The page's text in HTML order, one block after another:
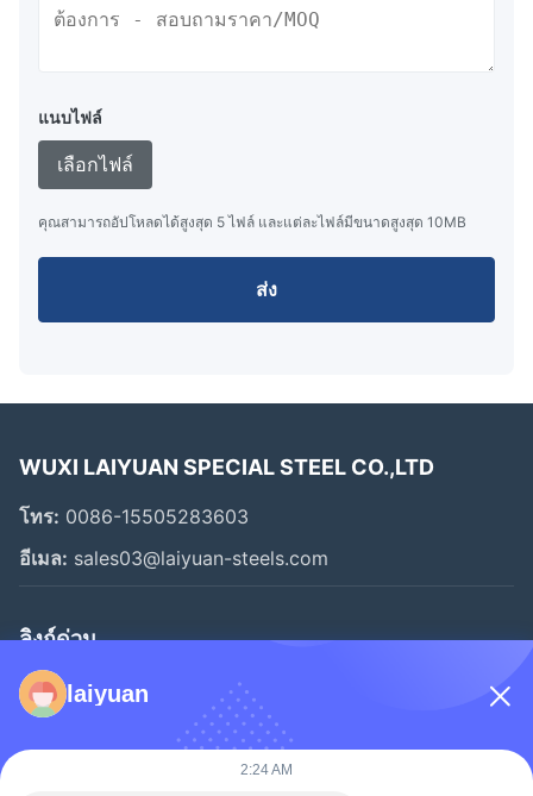
แนบไฟล์
เลือกไฟล์
คุณสามารถอัปโหลดได้สูงสุด 5 ไฟล์ และแต่ละไฟล์มีขนาดสูงสุด 10MB
ส่ง
WUXI LAIYUAN SPECIAL STEEL CO.,LTD
โทร: 0086-15505283603
อีเมล: sales03@laiyuan-steels.com
ลิงก์ด่วน
หน้าแรกlaiyuan
2:24 AM